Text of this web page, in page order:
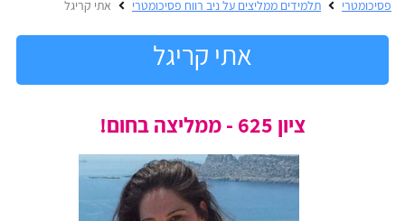
המוצרים
מבית
רווח
פסיכומטרי תלמידים ממליצים על ניב רווח פסיכומטרי אתי קריגל
אתי קריגל
ציון 625 - ממליצה בחום!